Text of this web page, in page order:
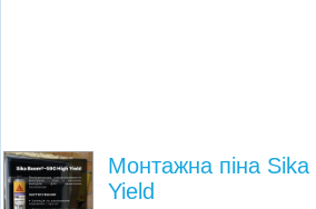
Монтажна піна
Yield